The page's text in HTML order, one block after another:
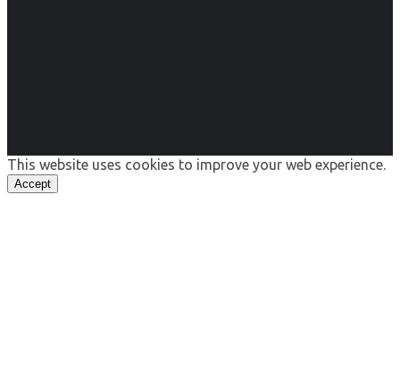
This website uses cookies to improve your web experience.
Accept